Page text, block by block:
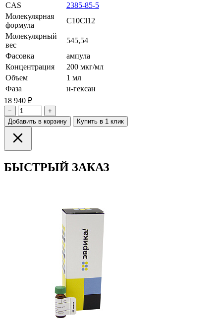
CAS
2385-85-5
Молекулярная
формула
C10Cl12
Молекулярный
вес
545,54
Фасовка
ампула
Концентрация
200 мкг/мл
Объем
1 мл
Фаза
н-гексан
18 940 ₽
−
+
Добавить в корзину
Купить в 1 клик
БЫСТРЫЙ ЗАКАЗ